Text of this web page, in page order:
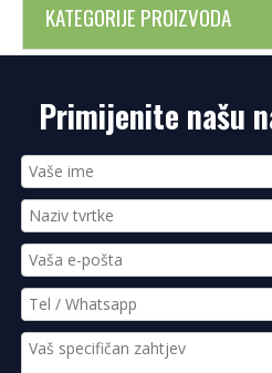
KATEGORIJE PROIZVODA
Primijenite našu